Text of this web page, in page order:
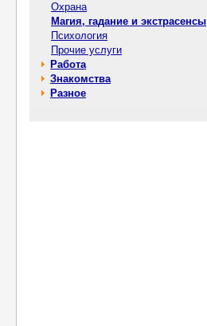
Охрана
Магия, гадание и экстрасенсы
Психология
Прочие услуги
Работа
Знакомства
Разное